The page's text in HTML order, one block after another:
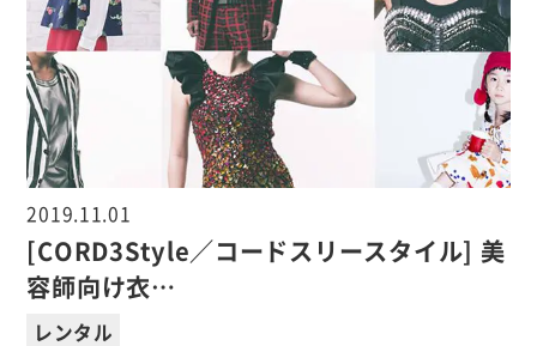
2019.11.01
[CORD3Style／コードスリースタイル] 美
容師向け衣…
レンタル